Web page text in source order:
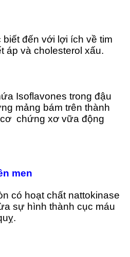
đến với lợi ích về tim
áp và cholesterol xấu.
Isoflavones trong đậu
mảng bám trên thành
chứng xơ vữa động
men
có hoạt chất nattokinase
sự hình thành cục máu